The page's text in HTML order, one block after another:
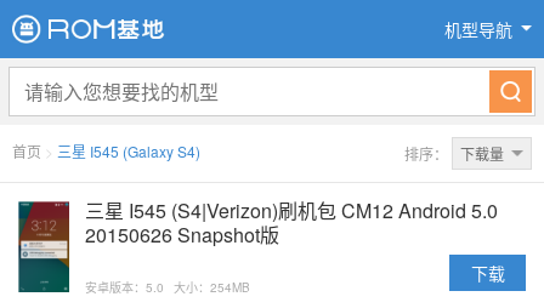
机型导航
首页 > 三星 I545 (Galaxy S4) 排序： 下载量
三星 I545 (S4|Verizon)刷机包 CM12 Android 5.0
20150626 Snapshot版
安卓版本：5.0 大小：254MB
下载